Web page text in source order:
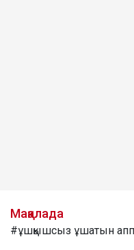
Мақалада
#ұшқышсыз ұшатын